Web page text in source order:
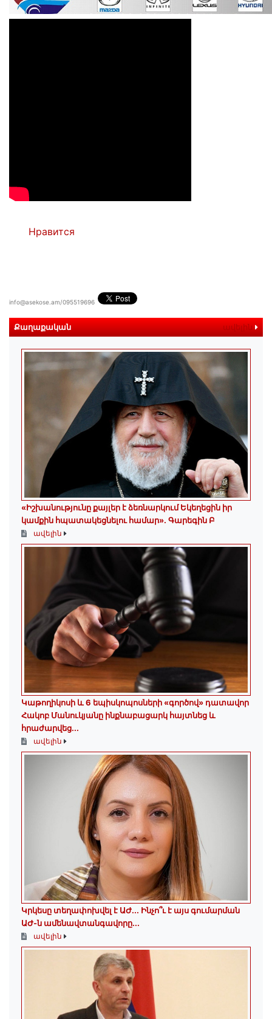
Нравится
info@asekose.am/095519696
Քաղաքական ավելին
«Իշխանությունը քայլեր է ձեռնարկում Եկեղեցին իր
կամքին հպատակեցնելու համար»․ Գարեգին Բ
ավելին
️Կաթողիկոսի և 6 եպիսկոպոսների «գործով» դատավոր
Հակոբ Մանուկյանը ինքնաբացարկ հայտնեց և
հրաժարվեց...
ավելին
Կրկեսը տեղափոխվել է ԱԺ... Ինչո՞ւ է այս գումարման
ԱԺ-ն ամենավտանգավորը...
ավելին